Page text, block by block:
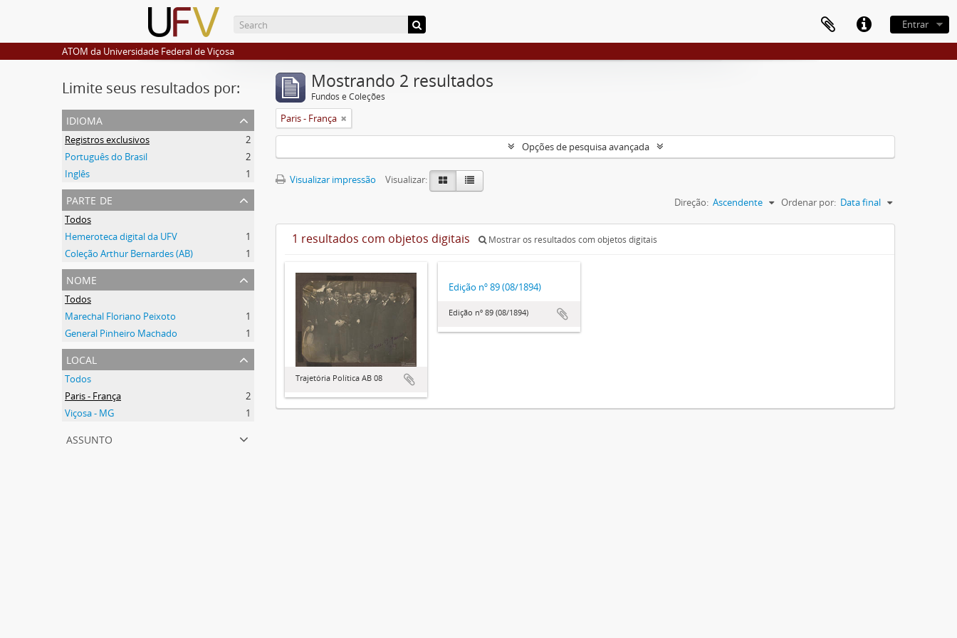
Entrar
ATOM da Universidade Federal de Viçosa
Limite seus resultados por:
idioma
Registros exclusivos
2
Português do Brasil
2
Inglês
1
parte de
Todos
Hemeroteca digital da UFV
1
Coleção Arthur Bernardes (AB)
1
nome
Todos
Marechal Floriano Peixoto
1
General Pinheiro Machado
1
local
Todos
Paris - França
2
Viçosa - MG
1
assunto
Mostrando 2 resultados
Fundos e Coleções
Paris - França
Opções de pesquisa avançada
Visualizar impressão
Visualizar:
Ordenar por: Data final
Direção: Ascendente
1 resultados com objetos digitais Mostrar os resultados com objetos digitais
Trajetória Política AB 08
Edição nº 89 (08/1894)
Edição nº 89 (08/1894)